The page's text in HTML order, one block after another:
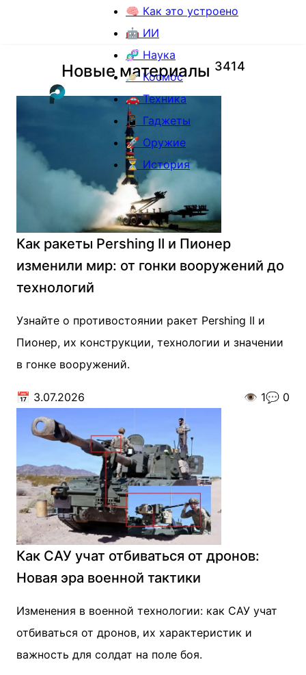
🧠 Как это устроено
🤖 ИИ
🧬 Наука
🪐 Космос
🚗 Техника
📱 Гаджеты
🚀 Оружие
⏳ История
Новые материалы 3414
Как ракеты Pershing II и Пионер
изменили мир: от гонки вооружений до
технологий
Узнайте о противостоянии ракет Pershing II и
Пионер, их конструкции, технологии и значении
в гонке вооружений.
📅 3.07.2026 👁️ 1💬 0
Как САУ учат отбиваться от дронов:
Новая эра военной тактики
Изменения в военной технологии: как САУ учат
отбиваться от дронов, их характеристик и
важность для солдат на поле боя.